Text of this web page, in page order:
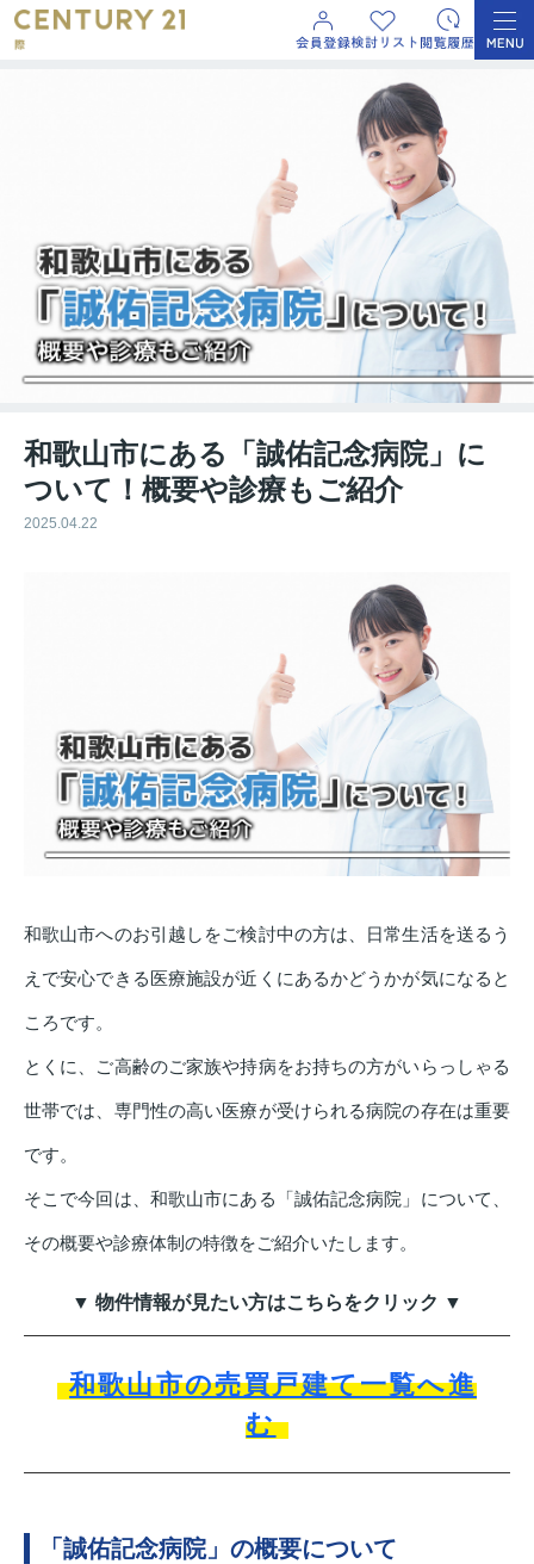
和歌山市にある「誠佑記念病院」に
ついて！概要や診療もご紹介
2025.04.22
和歌山市へのお引越しをご検討中の方は、日常生活を送るう
えで安心できる医療施設が近くにあるかどうかが気になると
ころです。
とくに、ご高齢のご家族や持病をお持ちの方がいらっしゃる
世帯では、専門性の高い医療が受けられる病院の存在は重要
です。
そこで今回は、和歌山市にある「誠佑記念病院」について、
その概要や診療体制の特徴をご紹介いたします。
▼ 物件情報が見たい方はこちらをクリック ▼
和歌山市の売買戸建て一覧へ進
む
「誠佑記念病院」の概要について